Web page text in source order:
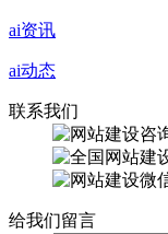
ai资讯
ai动态
联系我们
微
给我们留言